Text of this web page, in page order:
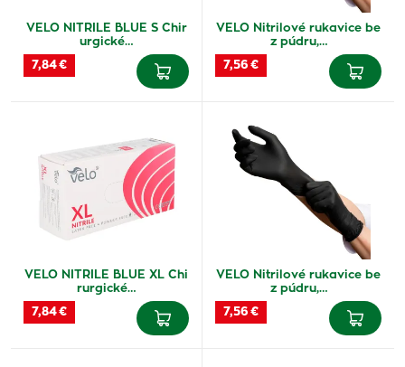
VELO NITRILE BLUE S Chir
urgické…
7,84 €
VELO Nitrilové rukavice be
z púdru,…
7,56 €
VELO NITRILE BLUE XL Chi
rurgické…
7,84 €
VELO Nitrilové rukavice be
z púdru,…
7,56 €